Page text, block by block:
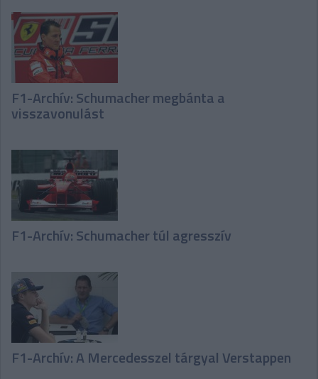
F1-Archív: Schumacher megbánta a
visszavonulást
F1-Archív: Schumacher túl agresszív
F1-Archív: A Mercedesszel tárgyal Verstappen